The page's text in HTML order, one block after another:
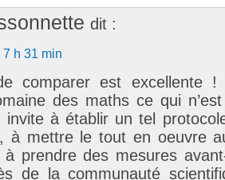
dit :
h 31 min
comparer est excellente
des maths ce qui
invite à établir un tel
à mettre le tout en oeuvre
prendre des mesures
de la communauté